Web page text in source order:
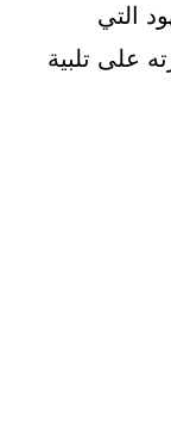
التي
على تلبية